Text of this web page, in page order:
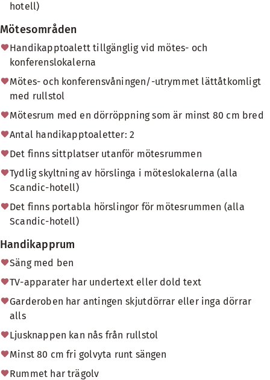
hotell)
Mötesområden
Handikapptoalett tillgänglig vid mötes- och
konferenslokalerna
Mötes- och konferensvåningen/-utrymmet lättåtkomligt
med rullstol
Mötesrum med en dörröppning som är minst 80 cm bred
Antal handikapptoaletter: 2
Det finns sittplatser utanför mötesrummen
Tydlig skyltning av hörslinga i möteslokalerna (alla
Scandic-hotell)
Det finns portabla hörslingor för mötesrummen (alla
Scandic-hotell)
Handikapprum
Säng med ben
TV-apparater har undertext eller dold text
Garderoben har antingen skjutdörrar eller inga dörrar
alls
Ljusknappen kan nås från rullstol
Minst 80 cm fri golvyta runt sängen
Rummet har trägolv